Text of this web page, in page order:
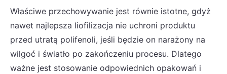
Właściwe przechowywanie jest równie istotne, gdyż
nawet najlepsza liofilizacja nie uchroni produktu
przed utratą polifenoli, jeśli będzie on narażony na
wilgoć i światło po zakończeniu procesu. Dlatego
ważne jest stosowanie odpowiednich opakowań i